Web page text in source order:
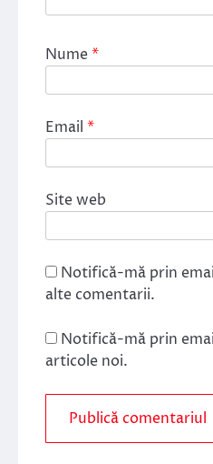
Nume*
Email *
Site web
Notifică-mă prin
alte comentarii.
Notifică-mă prin
articole noi.